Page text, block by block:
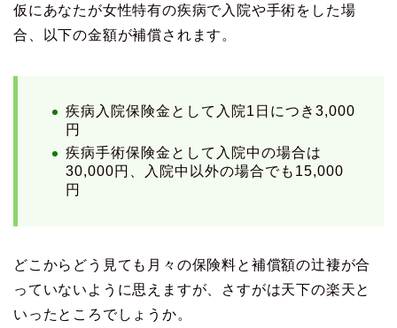
仮にあなたが女性特有の疾病で入院や手術をした場
合、以下の金額が補償されます。
疾病入院保険金として入院1日につき3,000
円
疾病手術保険金として入院中の場合は
30,000円、入院中以外の場合でも15,000
円
どこからどう見ても月々の保険料と補償額の辻褄が合
っていないように思えますが、さすがは天下の楽天と
いったところでしょうか。